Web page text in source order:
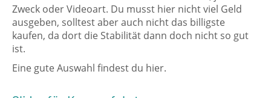
Zweck oder Videoart. Du musst hier nicht viel Geld
ausgeben, solltest aber auch nicht das billigste
kaufen, da dort die Stabilität dann doch nicht so gut
ist.
Eine gute Auswahl findest du hier.